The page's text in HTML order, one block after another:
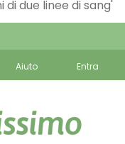
due linee di sang'
Aiuto Entra